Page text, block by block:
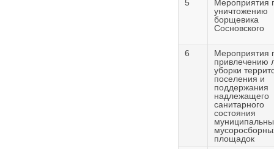
5
Мероприятия
уничтожению
борщевика
Сосновского
6
Мероприятия
привлечению
уборки
поселения и
поддержания
надлежащего
санитарного
состояния
площадок